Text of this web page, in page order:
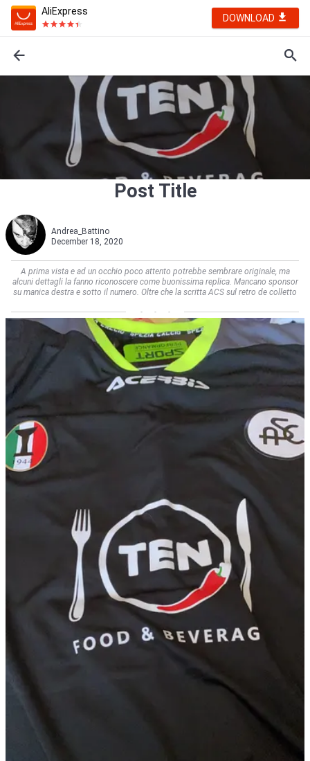
AliExpress
DOWNLOAD
Post Title
Andrea_Battino
December 18, 2020
A prima vista e ad un occhio poco attento potrebbe sembrare originale, ma
alcuni dettagli la fanno riconoscere come buonissima replica. Mancano sponsor
su manica destra e sotto il numero. Oltre che la scritta ACS sul retro de colletto